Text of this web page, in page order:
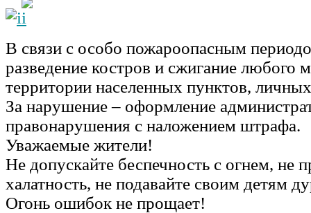
В связи с особо пожароопасным
разведение костров и сжигание любого
территории населенных пунктов,
За нарушение – оформление
правонарушения с наложением штрафа.
Уважаемые жители!
Не допускайте беспечность с огнем, не
халатность, не подавайте своим детям
Огонь ошибок не прощает!